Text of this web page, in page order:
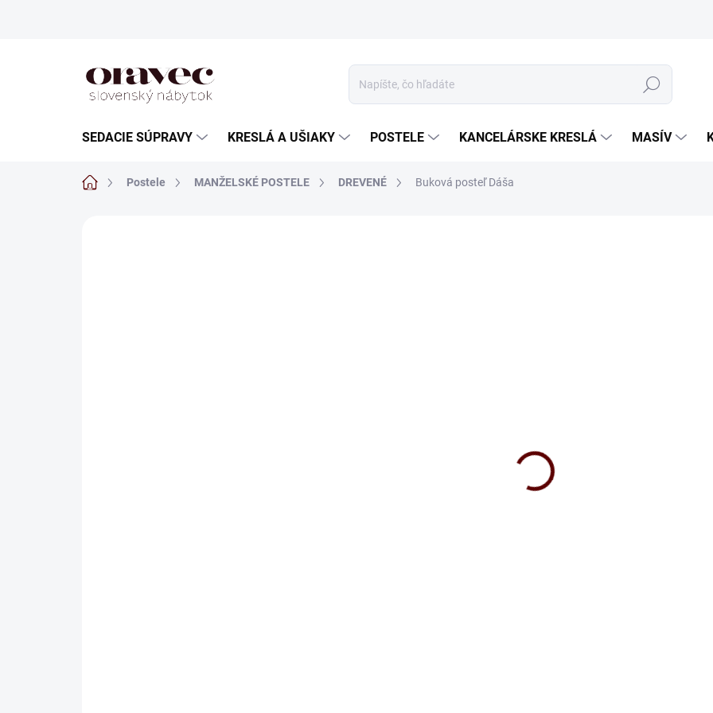
Hľadať
SEDACIE SÚPRAVY KRESLÁ A UŠIAKY POSTELE KANCELÁRSKE KRESLÁ MASÍV
DomovPostele MANŽELSKÉ POSTELE DREVENÉ Buková posteľ Dáša